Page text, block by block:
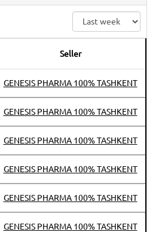
Seller
GENESIS PHARMA 100% TASHKENT
GENESIS PHARMA 100% TASHKENT
GENESIS PHARMA 100% TASHKENT
GENESIS PHARMA 100% TASHKENT
GENESIS PHARMA 100% TASHKENT
GENESIS PHARMA 100% TASHKENT